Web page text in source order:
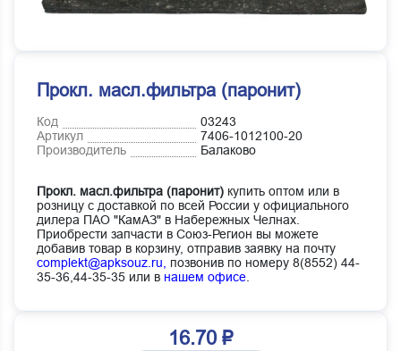
Прокл. масл.фильтра (паронит)
Код
03243
Артикул
7406-1012100-20
Производитель
Балаково
Прокл. масл.фильтра (паронит) купить оптом или в
розницу с доставкой по всей России у официального
дилера ПАО "КамАЗ" в Набережных Челнах.
Приобрести запчасти в Союз-Регион вы можете
добавив товар в корзину, отправив заявку на почту
complekt@apksouz.ru, позвонив по номеру 8(8552) 44-
35-36,44-35-35 или в нашем офисе.
16.70 ₽